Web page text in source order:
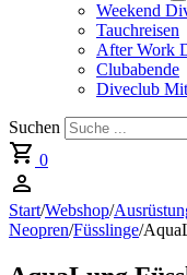
Weekend
Tauchreisen
After Work
Clubabende
Diveclub
Suchen
0
Start/Webshop/
Neopren/Füsslinge/